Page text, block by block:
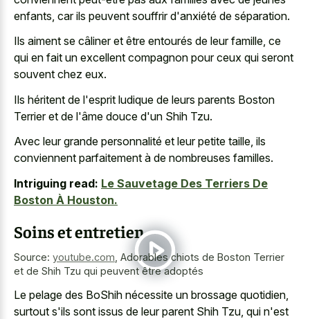
enfants, car ils peuvent souffrir d'anxiété de séparation.
Ils aiment se câliner et être entourés de leur famille, ce
qui en fait un excellent compagnon pour ceux qui seront
souvent chez eux.
Ils héritent de l'esprit ludique de leurs parents Boston
Terrier et de l'âme douce d'un Shih Tzu.
Avec leur grande personnalité et leur petite taille, ils
conviennent parfaitement à de nombreuses familles.
Intriguing read: Le Sauvetage Des Terriers De
Boston À Houston.
Soins et entretien
Source: youtube.com Adorables chiots de Boston Terrier
et de Shih Tzu qui peuvent être adoptés
Le pelage des BoShih nécessite un brossage quotidien,
surtout s'ils sont issus de leur parent Shih Tzu, qui n'est